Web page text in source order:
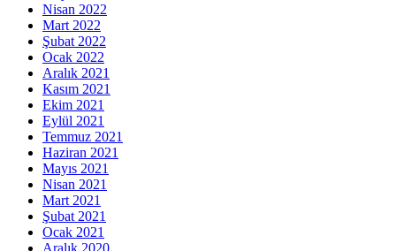
Nisan 2022
Mart 2022
Şubat 2022
Ocak 2022
Aralık 2021
Kasım 2021
Ekim 2021
Eylül 2021
Temmuz 2021
Haziran 2021
Mayıs 2021
Nisan 2021
Mart 2021
Şubat 2021
Ocak 2021
Aralık 2020